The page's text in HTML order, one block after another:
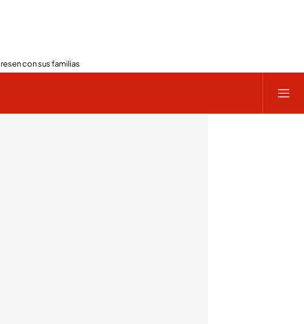
con sus familias